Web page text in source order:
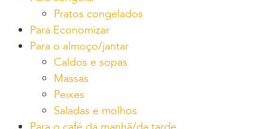
Pratos congelados
Para Economizar
Para o almoço/jantar
Caldos e sopas
Massas
Peixes
Saladas e molhos